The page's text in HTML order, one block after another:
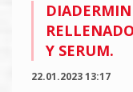
Y SERUM.
22.01.2023 13:17